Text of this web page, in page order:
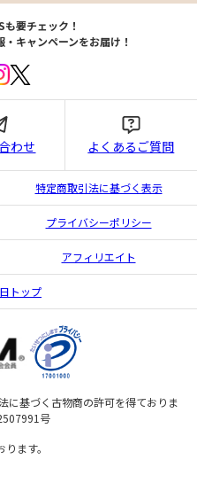
要チェック！
キャンペーンをお届け！
わせ よくあるご質問
特定商取引法に基づく表示
プライバシーポリシー
アフィリエイト
トップ
に基づく古物商の許可を得ておりま
号
ます。